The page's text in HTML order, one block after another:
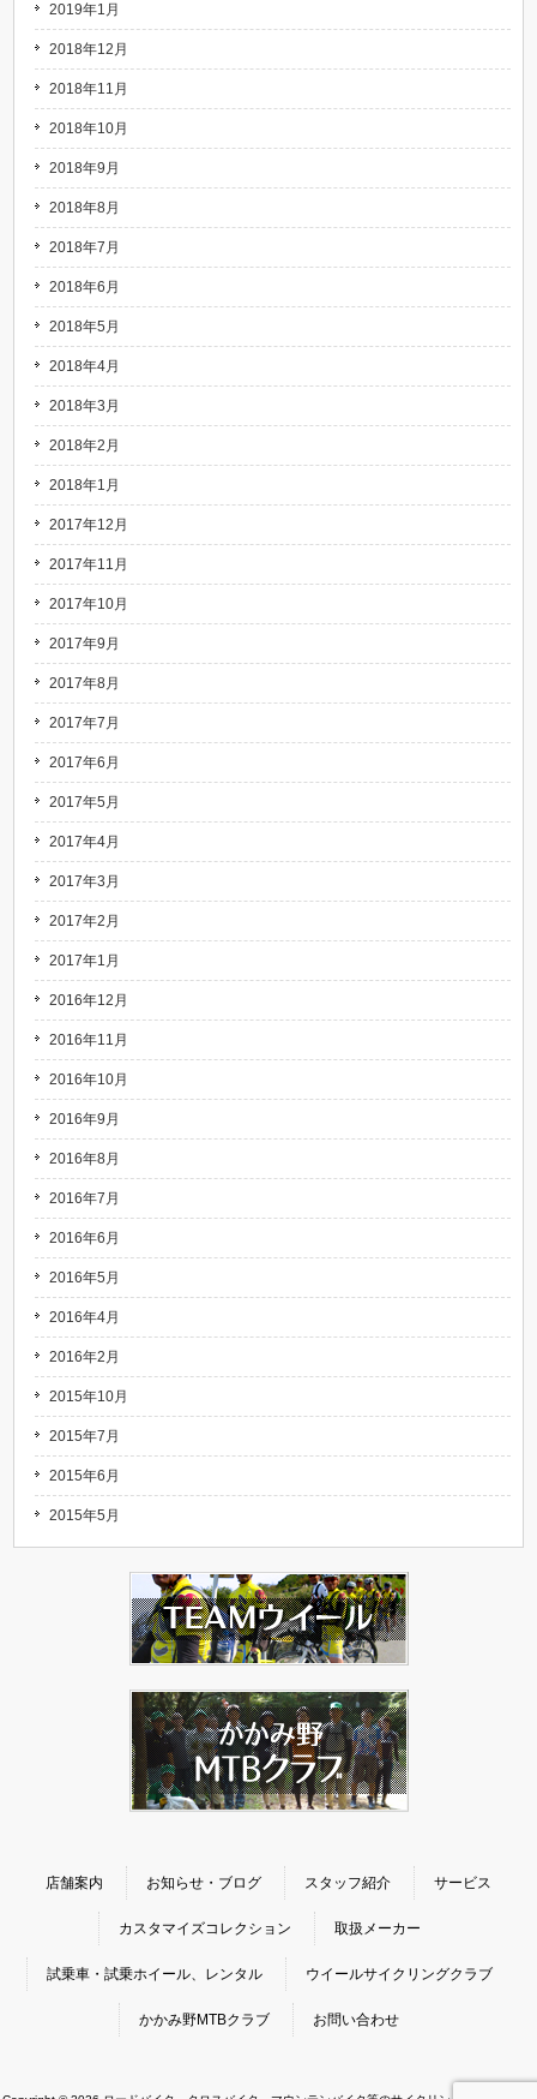
2019年1月
2018年12月
2018年11月
2018年10月
2018年9月
2018年8月
2018年7月
2018年6月
2018年5月
2018年4月
2018年3月
2018年2月
2018年1月
2017年12月
2017年11月
2017年10月
2017年9月
2017年8月
2017年7月
2017年6月
2017年5月
2017年4月
2017年3月
2017年2月
2017年1月
2016年12月
2016年11月
2016年10月
2016年9月
2016年8月
2016年7月
2016年6月
2016年5月
2016年4月
2016年2月
2015年10月
2015年7月
2015年6月
2015年5月
店舗案内 お知らせ・ブログ スタッフ紹介 サービス
カスタマイズコレクション 取扱メーカー
試乗車・試乗ホイール、レンタル ウイールサイクリングクラブ
かかみ野MTBクラブ お問い合わせ